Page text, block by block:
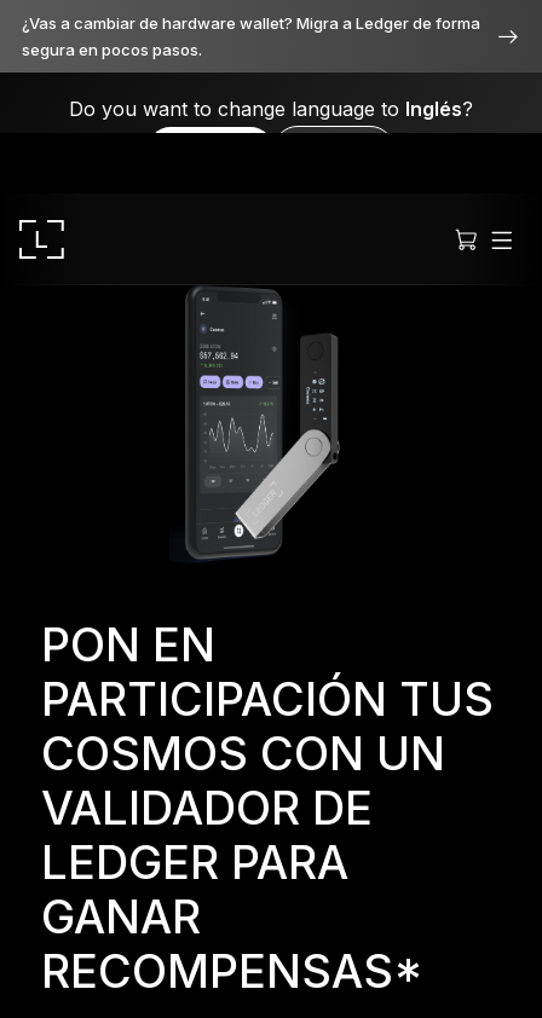
¿Vas a cambiar de hardware wallet? Migra a Ledger de forma
segura en pocos pasos.
Do you want to change language to Inglés?
Ledger Stax
Premium desde cada ángulo
Ledger Flex
Ledger Nano
Tan única como tú
COLORES NUEVOS
Protección de respaldo fiable
Ver todas
PON EN
PARTICIPACIÓN TUS
COSMOS CON UN
VALIDADOR DE
LEDGER PARA
GANAR
RECOMPENSAS*